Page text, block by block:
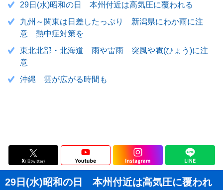
29日(水)昭和の日 本州付近は高気圧に覆われる
九州～関東は日差したっぷり 新潟県にわか雨に注
意 熱中症対策を
東北北部・北海道 雨や雷雨 突風や雹(ひょう)に注
意
沖縄 雲が広がる時間も
29日(水)昭和の日 本州付近は高気圧に覆われ